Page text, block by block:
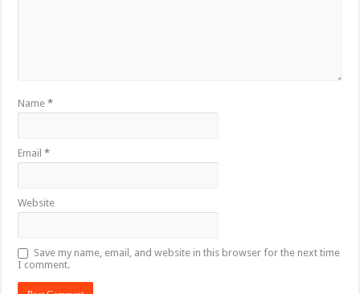
Name*
Email*
Website
Save my name, email, and website in this browser for the next time
I comment.